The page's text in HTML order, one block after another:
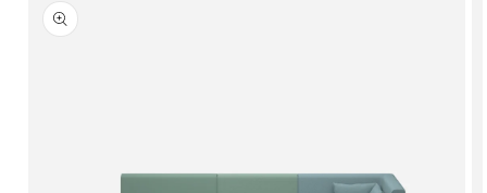
sur le
produit